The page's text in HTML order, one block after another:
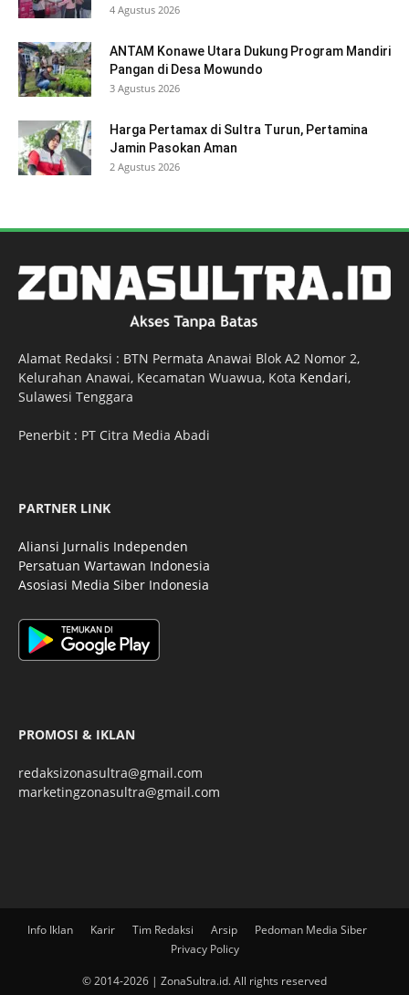
4 Agustus 2026
ANTAM Konawe Utara Dukung Program Mandiri
Pangan di Desa Mowundo
3 Agustus 2026
Harga Pertamax di Sultra Turun, Pertamina
Jamin Pasokan Aman
2 Agustus 2026
Alamat Redaksi : BTN Permata Anawai Blok A2 Nomor 2,
Kelurahan Anawai, Kecamatan Wuawua, Kota Kendari,
Sulawesi Tenggara
Penerbit : PT Citra Media Abadi
PARTNER LINK
Aliansi Jurnalis Independen
Persatuan Wartawan Indonesia
Asosiasi Media Siber Indonesia
PROMOSI & IKLAN
redaksizonasultra@gmail.com
marketingzonasultra@gmail.com
Info Iklan Karir Tim Redaksi Arsip
Pedoman Media Siber
Privacy Policy
© 2014-2026 | ZonaSultra.id. All rights reserved